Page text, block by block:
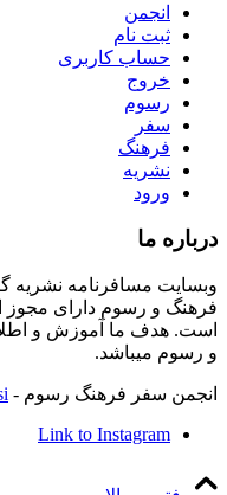
انجمن
ثبت نام
حساب کاربری
خروج
رسوم
سفر
فرهنگ
نشریه
ورود
درباره ما
وبسایت مسافرنامه
فرهنگ و رسوم دارای مجوز
است. هدف ما آموزش و
و رسوم میباشد.
انجمن سفر فرهنگ رسوم -
Link to Instagram